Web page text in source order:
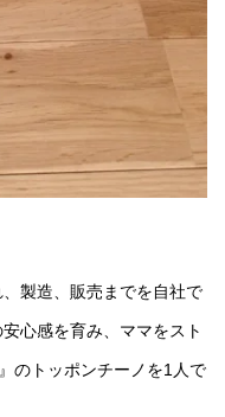
製造、販売までを自社で
心感を育み、ママをスト
のトッポンチーノを1人で